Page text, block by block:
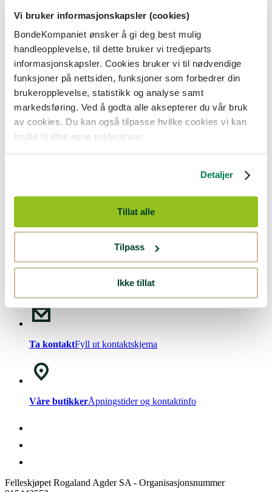
Vi bruker informasjonskapsler (cookies)
BondeKompaniet ønsker å gi deg best mulig
handleopplevelse, til dette bruker vi tredjeparts
informasjonskapsler. Cookies bruker vi til nødvendige
funksjoner på nettsiden, funksjoner som forbedrer din
brukeropplevelse, statistikk og analyse samt
markedsføring. Ved å godta alle aksepterer du vår bruk
av cookies. Du kan også tilpasse hvilke cookies vi kan
bruke til dine egne preferanser.
Detaljer
Tillat alle
Tilpass
Ikke tillat
BondeKompaniet
Våre butikker
Presse
Ledige stillinger
Bonde og bedriftskunde
BondeKompaniet erFelleskjøpet Rogaland Agdersitt butikkonsept
BondeKompaniet har det du trenger av praktisk utstyr, reparasjon og
gode råd innenfor hus og hage, fritid, kjæledyr og landbruk.
Nyhetsbrev!Meld deg på vårtnyhetsbrev.
Mandag - Fredag kl. 08-15
Ta kontaktFyll ut kontaktskjema
Våre butikkerÅpningstider og kontaktinfo
Felleskjøpet Rogaland Agder SA - Organisasjonsnummer